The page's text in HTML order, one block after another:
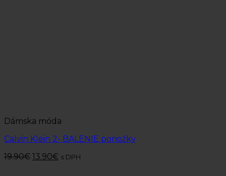
Dámska móda
Calvin Klein 2- BALENIE ponožky
19.90€ 13.90€ s DPH